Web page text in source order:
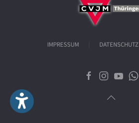
IMPRESSUM DATENSCHUTZ